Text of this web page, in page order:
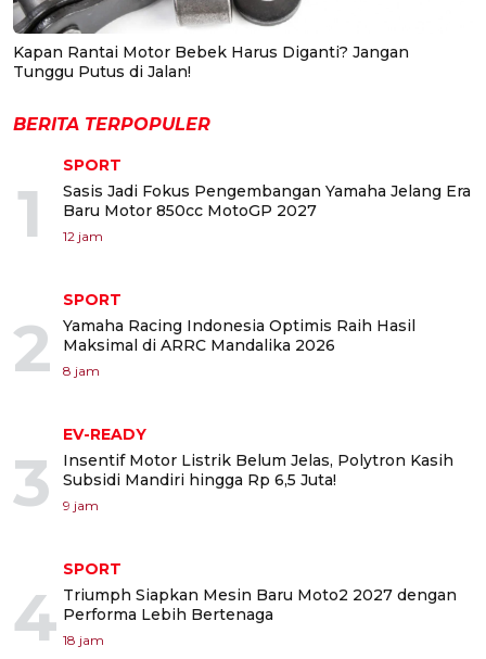
Kapan Rantai Motor Bebek Harus Diganti? Jangan
Tunggu Putus di Jalan!
BERITA TERPOPULER
1
SPORT
Sasis Jadi Fokus Pengembangan Yamaha Jelang Era
Baru Motor 850cc MotoGP 2027
12 jam
2
SPORT
Yamaha Racing Indonesia Optimis Raih Hasil
Maksimal di ARRC Mandalika 2026
8 jam
3
EV-READY
Insentif Motor Listrik Belum Jelas, Polytron Kasih
Subsidi Mandiri hingga Rp 6,5 Juta!
9 jam
4
SPORT
Triumph Siapkan Mesin Baru Moto2 2027 dengan
Performa Lebih Bertenaga
18 jam